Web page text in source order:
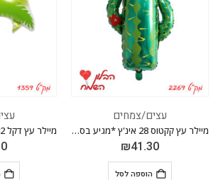
עצים/צמחים
מיילר עץ קקטוס 28 אינ'ץ *מגיע בסיטונאות חבילה של 5 יח'*
₪41.30
הוספה לסל